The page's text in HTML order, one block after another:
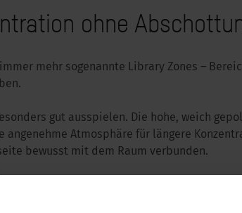
ohne
mehr sogenannte Library Zones –
gut ausspielen. Die hohe, weich
Atmosphäre für längere
bewusst mit dem Raum verbunden.